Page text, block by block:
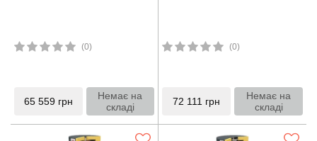
(0)
65 559 грн
Немає на
складі
(0)
72 111 грн
Немає на
складі